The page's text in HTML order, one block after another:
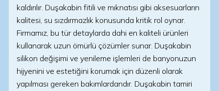
kaldırılır. Duşakabin fitili ve mıknatısı gibi aksesuarların
kalitesi, su sızdırmazlık konusunda kritik rol oynar.
Firmamız, bu tür detaylarda dahi en kaliteli ürünleri
kullanarak uzun ömürlü çözümler sunar. Duşakabin
silikon değişimi ve yenileme işlemleri de banyonuzun
hijyenini ve estetiğini korumak için düzenli olarak
yapılması gereken bakımlardandır. Duşakabin tamiri